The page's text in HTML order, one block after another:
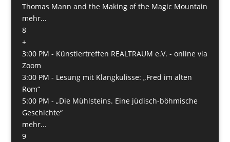
Thomas Mann and the Making of the Magic Mountain
mehr...
8
+
3:00 PM - Künstlertreffen REALTRAUM e.V. - online via
Zoom
3:00 PM - Lesung mit Klangkulisse: „Fred im alten
Rom“
5:00 PM - „Die Mühlsteins. Eine jüdisch-böhmische
Geschichte“
mehr...
9